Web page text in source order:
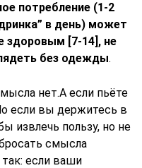
потребление (1-2
в день) может
здоровым [7-14], не
без одежды.
нет.А если пьёте
если вы держитесь в
извлечь пользу, но не
смысла
если ваши